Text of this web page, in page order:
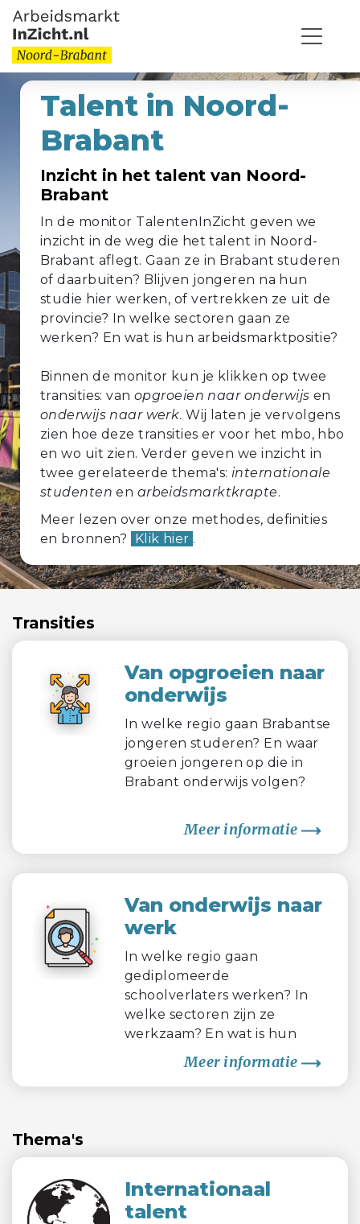
Talent in Noord-
Brabant
Inzicht in het talent van Noord-
Brabant
In de monitor TalentenInZicht geven we
inzicht in de weg die het talent in Noord-
Brabant aflegt. Gaan ze in Brabant studeren
of daarbuiten? Blijven jongeren na hun
studie hier werken, of vertrekken ze uit de
provincie? In welke sectoren gaan ze
werken? En wat is hun arbeidsmarktpositie?
Binnen de monitor kun je klikken op twee
transities: vanopgroeien naar onderwijs en
onderwijs naar werk. Wij laten je vervolgens
zien hoe deze transities er voor het mbo, hbo
en wo uit zien. Verder geven we inzicht in
twee gerelateerde thema's: internationale
studenten en arbeidsmarktkrapte.
Meer lezen over onze methodes, definities
en bronnen?
Klik hier .
Transities
Van opgroeien naar
onderwijs
In welke regio gaan Brabantse
jongeren studeren? En waar
groeien jongeren op die in
Brabant onderwijs volgen?
Meer informatie
Van onderwijs naar
werk
In welke regio gaan
gediplomeerde
schoolverlaters werken? In
welke sectoren zijn ze
werkzaam? En wat is hun
arbeidsmarktpositie?
Meer informatie
Thema's
Internationaal
talent